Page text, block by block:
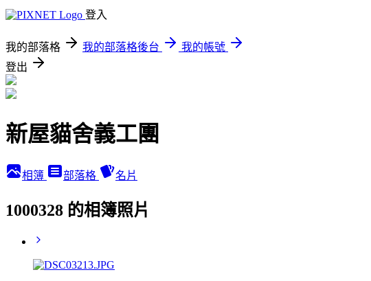
登入
我的部落格 我的部落格後台
我的帳號
登出
新屋貓舍義工團
相簿 部落格 名片
1000328 的相簿照片